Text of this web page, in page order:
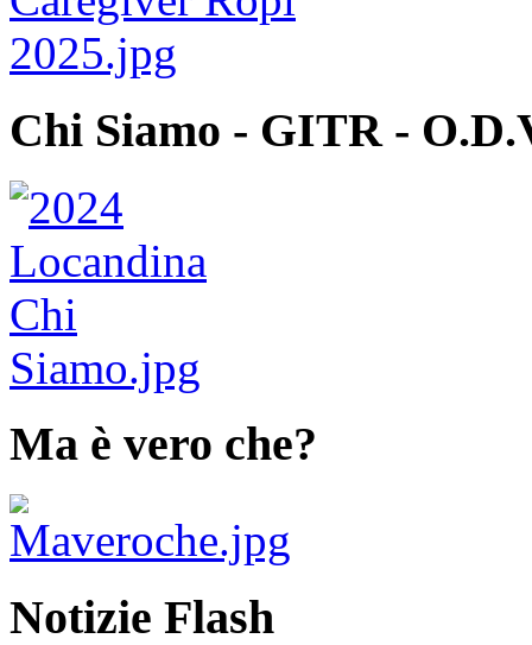
Chi Siamo - GITR -
Ma è vero che?
Notizie Flash